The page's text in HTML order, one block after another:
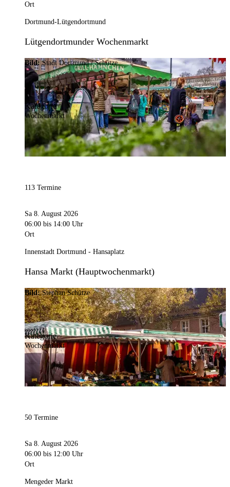
Ort
Dortmund-Lütgendortmund
Lütgendortmunder Wochenmarkt
Bild:Stadt Dortmund / Schütze
Kategorie
Wochenmarkt
113 Termine
Sa 8. August 2026
06:00 bis 14:00 Uhr
Ort
Innenstadt Dortmund - Hansaplatz
Hansa Markt (Hauptwochenmarkt)
Bild:Stephan Schütze
Kategorie
Wochenmarkt
50 Termine
Sa 8. August 2026
06:00 bis 12:00 Uhr
Ort
Mengeder Markt